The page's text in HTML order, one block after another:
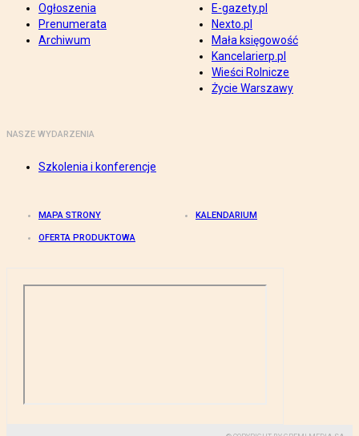
Ogłoszenia
Prenumerata
Archiwum
E-gazety.pl
Nexto.pl
Mała księgowość
Kancelarierp.pl
Wieści Rolnicze
Życie Warszawy
NASZE WYDARZENIA
Szkolenia i konferencje
MAPA STRONY KALENDARIUM
OFERTA PRODUKTOWA